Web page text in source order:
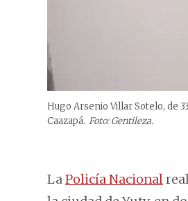
Hugo Arsenio Villar Sotelo, de
Caazapá. Foto: Gentileza.
LaPolicía Nacional